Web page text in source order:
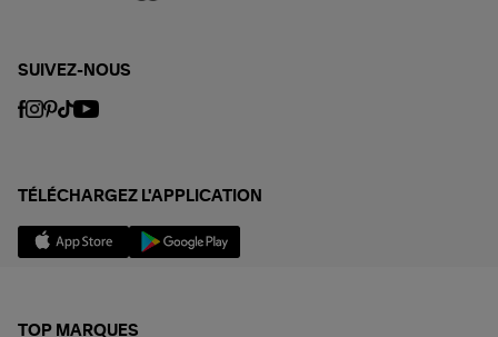
SUIVEZ-NOUS
TÉLÉCHARGEZ L'APPLICATION
TOP MARQUES